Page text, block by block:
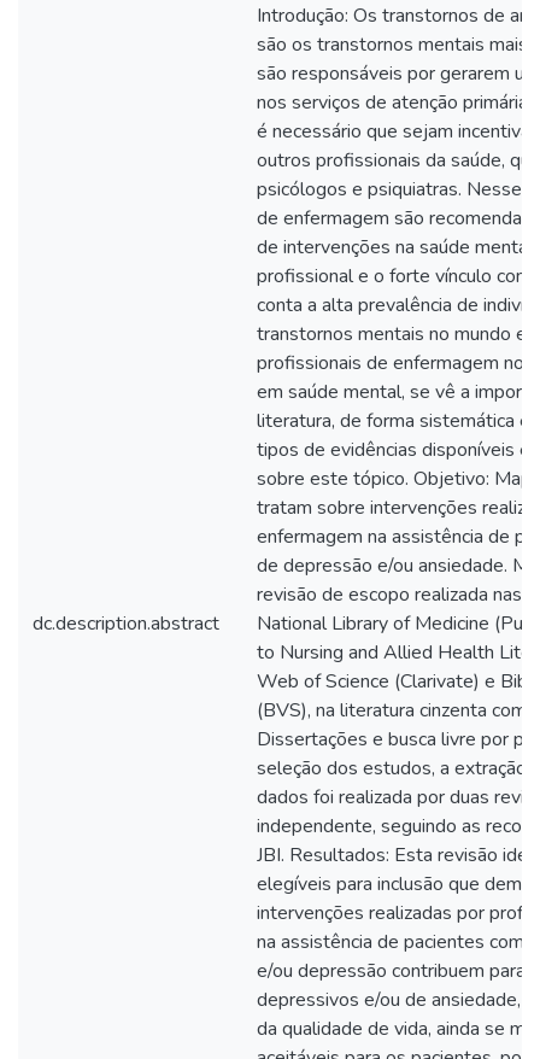
dc.description.abstract
Introdução: Os transtornos de
são os transtornos mentais mais
são responsáveis por gerarem
nos serviços de atenção primária
é necessário que sejam
outros profissionais da saúde,
psicólogos e psiquiatras. Nesse
de enfermagem são
de intervenções na saúde
profissional e o forte vínculo com
conta a alta prevalência de
transtornos mentais no mundo e
profissionais de enfermagem no
em saúde mental, se vê a
literatura, de forma sistemática e
tipos de evidências disponíveis e
sobre este tópico. Objetivo:
tratam sobre intervenções
enfermagem na assistência de
de depressão e/ou ansiedade.
revisão de escopo realizada nas
National Library of Medicine
to Nursing and Allied Health
Web of Science (Clarivate) e
(BVS), na literatura cinzenta
Dissertações e busca livre por
seleção dos estudos, a extração
dados foi realizada por duas
independente, seguindo as
JBI. Resultados: Esta revisão
elegíveis para inclusão que
intervenções realizadas por
na assistência de pacientes com
e/ou depressão contribuem para
depressivos e/ou de ansiedade,
da qualidade de vida, ainda se